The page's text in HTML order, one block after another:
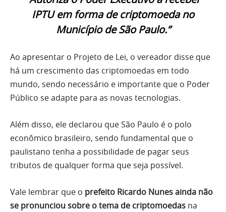
IPTU em forma de criptomoeda no
Município de São Paulo.”
Ao apresentar o Projeto de Lei, o vereador disse que
há um crescimento das criptomoedas em todo
mundo, sendo necessário e importante que o Poder
Público se adapte para as novas tecnologias.
Além disso, ele declarou que São Paulo é o polo
econômico brasileiro, sendo fundamental que o
paulistano tenha a possibilidade de pagar seus
tributos de qualquer forma que seja possível.
Vale lembrar que o prefeito Ricardo Nunes ainda não
se pronunciou sobre o tema de criptomoedas na